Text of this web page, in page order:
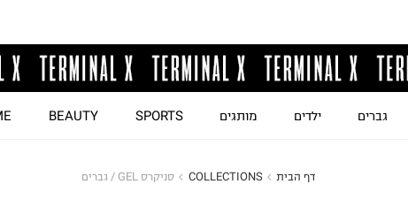
גברים ילדים מותגים SPORTS
BEAUTY
דף הבית COLLECTIONS סניקרס GEL / גברים